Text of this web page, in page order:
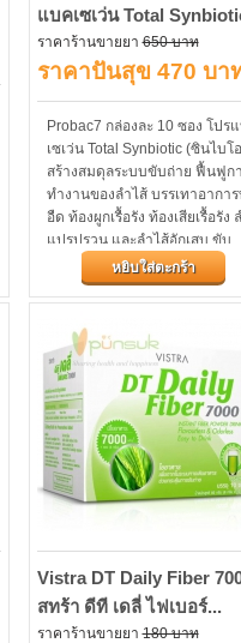
แบคเซเว่น Total
ราคาร้านขายยา650 บาท
ราคาปันสุข 470 บา
Probac7 กล่องละ 10 ซอง โปร
เซเว่น Total Synbiotic (ซินไบโ
สร้างสมดุลระบบขับถ่าย ฟื้นฟูก
ทำงานของลำไส้ บรรเทาอากา
อืด ท้องผูกเรื้อรัง ท้องเสียเรื้อรัง
แปรปรวน และลำไส้อักเสบ ขับ
อุจจาระตกค้างออกจากร่างกาย
อาจเป็นต้นเหตุของโรคมะเร็ง
ลำไส้ใหญ่ Probac7...
หยิบใส่ตะกร้า
Vistra DT Daily Fiber
สทร้า ดีที เดลี่ ไฟเบอร์...
ราคาร้านขายยา180 บาท